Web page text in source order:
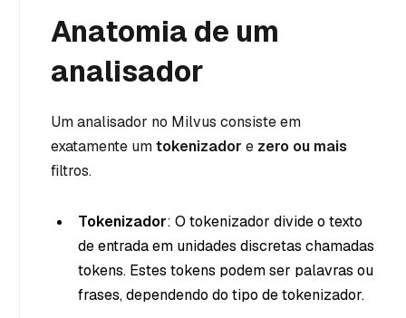
Anatomia de um
analisador
Um analisador no Milvus consiste em
exatamente umtokenizador e zero ou mais
filtros.
Tokenizador: O tokenizador divide o texto
de entrada em unidades discretas chamadas
tokens. Estes tokens podem ser palavras ou
frases, dependendo do tipo de tokenizador.